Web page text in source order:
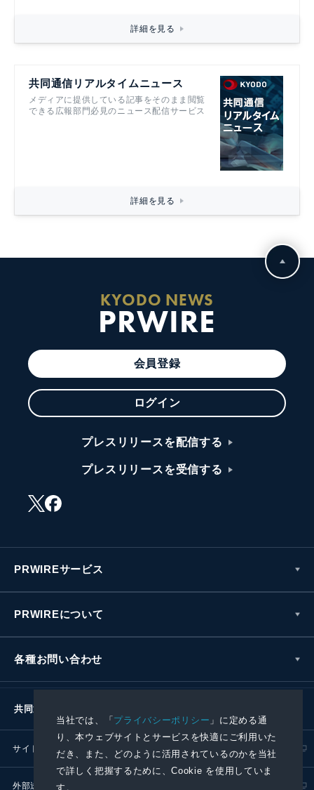
当社では、「プライバシーポリシー 」に定める通
り、本ウェブサイトとサービスを快適にご利用いた
だき、また、どのように活用されているのかを当社
で詳しく把握するために、Cookie を使用していま
す。
詳細を見る
共同通信リアルタイムニュース
メディアに提供している記事をそのまま閲覧
できる広報部門必見のニュース配信サービス
詳細を見る
KYODO NEWS
PRWIRE
会員登録
ログイン
プレスリリースを配信する
プレスリリースを受信する
PRWIREサービス
PRWIREについて
各種お問い合わせ
共同通信社グループ
サイトポリシー プライバシーポリシー
外部送信ポリシー